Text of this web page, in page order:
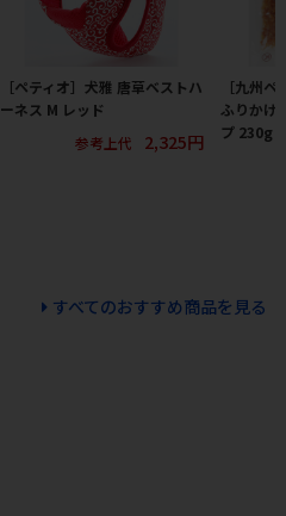
［ペティオ］犬雅 唐草ベストハ
ーネス M レッド
参考上代
2,325円
［九州
ふりかけ
プ 230g
すべてのおすすめ商品を見る